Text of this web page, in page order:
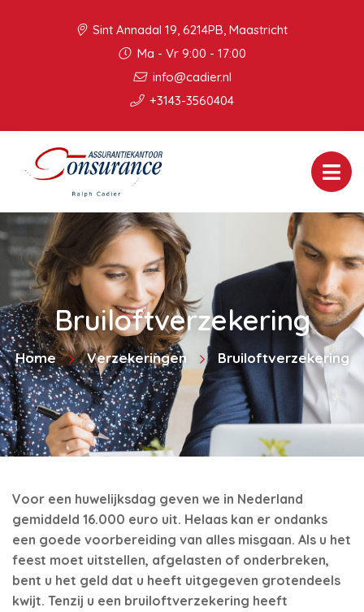
Sint Annadal 19, 6214PB, Maastricht
Ma - Vr 9:00 - 17:00
info@cadier.nl
+3143-3560404
Bruiloftverzekering
Home Verzekeringen Bruiloftverzekering
Voor een huwelijksdag geven we in Nederland
gemiddeld 16.000 euro uit. Helaas kan er ondanks
een goede voorbereiding van alles misgaan. Als u het
feest moet uitstellen, afgelasten of onderbreken,
bent u het geld dat u heeft uitgegeven grotendeels
kwijt. Tenzij u een bruiloftverzekering heeft